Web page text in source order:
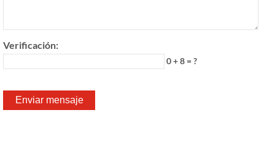
Verificación:
0 + 8 = ?